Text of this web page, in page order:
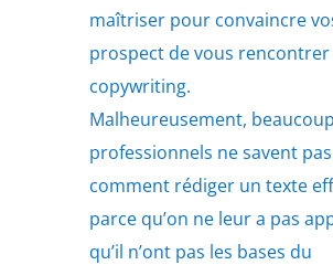
maîtriser pour convaincre
prospect de vous rencontrer
copywriting.
Malheureusement,
professionnels ne savent pas
comment rédiger un texte
parce qu’on ne leur a pas
qu’il n’ont pas les bases du